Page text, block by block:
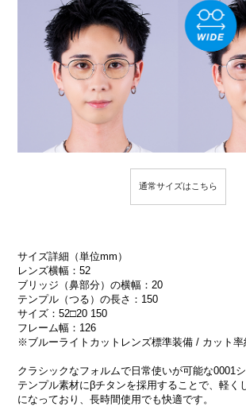
通常サイズはこちら
サイズ詳細（単位mm）
レンズ横幅：52
ブリッジ（鼻部分）の横幅：20
テンプル（つる）の長さ：150
サイズ：52□20 150
フレーム幅：126
※ブルーライトカットレンズ標準装備 / カット率
クラシックなフォルムで日常使いが可能な0001シ
テンプル素材にβチタンを採用することで、軽く
になっており、長時間使用でも快適です。